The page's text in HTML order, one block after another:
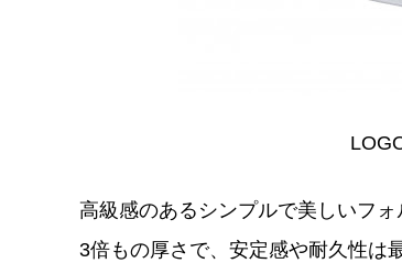
高級感のあるシンプルで美しいフ
3倍もの厚さで、安定感や耐久性は